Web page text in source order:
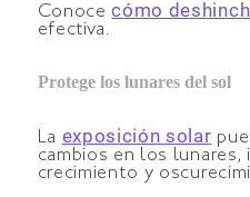
Conocecómo
efectiva.
Protege los lunares del sol
La exposición solar
cambios en los lunares,
crecimiento y